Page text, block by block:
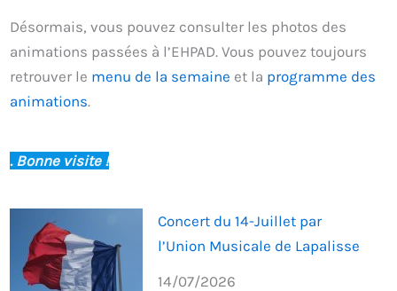
Désormais, vous pouvez consulter les photos des
animations passées à l’EHPAD. Vous pouvez toujours
retrouver le menu de la semaine et la programme des
animations.
. Bonne visite !
Concert du 14-Juillet par
l’Union Musicale de Lapalisse
14/07/2026